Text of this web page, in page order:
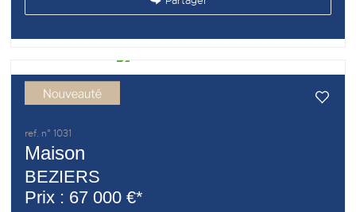
ref. n° 1031
Maison
BEZIERS
Prix : 67 000 €*